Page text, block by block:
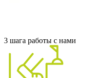
3 шага работы с нами